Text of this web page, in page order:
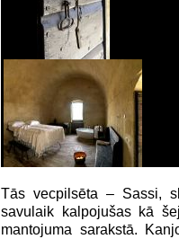
Tās vecpilsēta – Sassi,
savulaik kalpojušas kā
mantojuma sarakstā.